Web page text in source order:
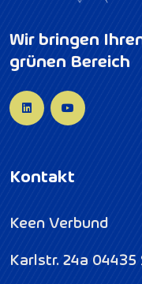
Wir bringen
grünen Bereich
Kontakt
Keen Verbund
Karlstr. 24a 04435